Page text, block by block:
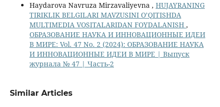
Haydarova Navruza Mirzavaliyevna , HUJAYRANING
TIRIKLIK BELGILARI MAVZUSINI O’QITISHDA
MULTIMEDIA VOSITALARIDAN FOYDALANISH ,
ОБРАЗОВАНИЕ НАУКА И ИННОВАЦИОННЫЕ ИДЕИ
В МИРЕ: Vol. 47 No. 2 (2024): ОБРАЗОВАНИЕ НАУКА
И ИННОВАЦИОННЫЕ ИДЕИ В МИРЕ | Выпуск
журнала № 47 | Часть-2
Similar Articles